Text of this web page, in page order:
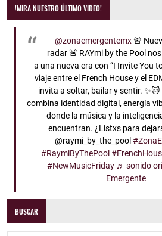
!MIRA NUESTRO ÚLTIMO VIDEO!
@zonaemergentemx🚨
radar 🚨 RAYmi by the Pool
a una nueva era con “I Invite You
viaje entre el French House y el
invita a soltar, bailar y sentir.
combina identidad digital, energía
donde la música y la
encuentran. ¿Listxs para
@raymi_by_the_pool
#RaymiByThePool
#NewMusicFriday ♬ sonido
Emergente
BUSCAR